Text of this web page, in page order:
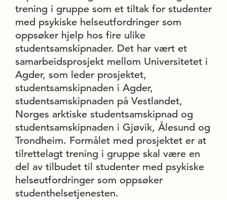
trening i gruppe som et tiltak for studenter
med psykiske helseutfordringer som
oppsøker hjelp hos fire ulike
studentsamskipnader. Det har vært et
samarbeidsprosjekt mellom Universitetet i
Agder, som leder prosjektet,
studentsamskipnaden i Agder,
studentsamskipnaden på Vestlandet,
Norges arktiske studentsamskipnad og
studentsamskipnaden i Gjøvik, Ålesund og
Trondheim. Formålet med prosjektet er at
tilrettelagt trening i gruppe skal være en
del av tilbudet til studenter med psykiske
helseutfordringer som oppsøker
studenthelsetjenesten.